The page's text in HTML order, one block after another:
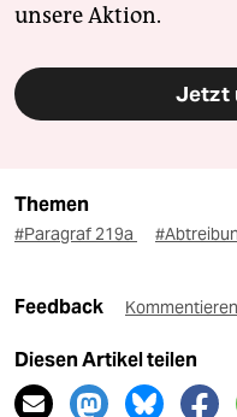
unsere Aktion.
Jetzt
Themen
#Paragraf 219a
Feedback Kommentieren
Diesen Artikel teilen